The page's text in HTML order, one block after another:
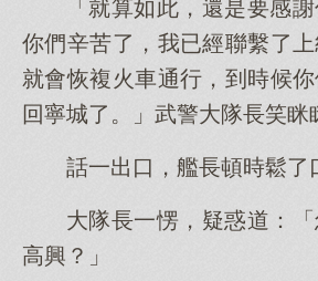
「就算如此，還是要感
你們辛苦了，我已經聯繫了
就會恢複火車通行，到時候
回寧城了。」武警大隊長笑眯
話一出口，艦長頓時鬆了
大隊長一愣，疑惑道：
高興？」